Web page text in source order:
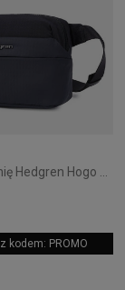
kodem: PROMO